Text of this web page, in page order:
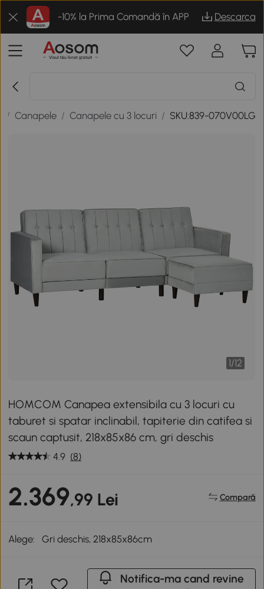
-10% la Prima Comandă în APP Descarca
/ Canapele / Canapele cu 3 locuri / SKU:839-070V00LG
1/12
HOMCOM Canapea extensibila cu 3 locuri cu
taburet si spatar inclinabil, tapiterie din catifea si
scaun captusit, 218x85x86 cm, gri deschis
4.9 (8)
2.369,99 Lei Compară
Alege: Gri deschis, 218x85x86cm
Notifica-ma cand revine